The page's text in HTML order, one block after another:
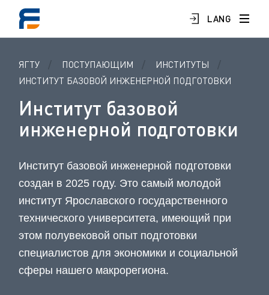
LANG
ЯГТУ ПОСТУПАЮЩИМ
ИНСТИТУТЫ
ИНСТИТУТ БАЗОВОЙ ИНЖЕНЕРНОЙ ПОДГОТОВКИ
Институт базовой
инженерной подготовки
Институт базовой инженерной подготовки
создан в 2025 году. Это самый молодой
институт Ярославского государственного
технического университета, имеющий при
этом полувековой опыт подготовки
специалистов для экономики и социальной
сферы нашего макрорегиона.